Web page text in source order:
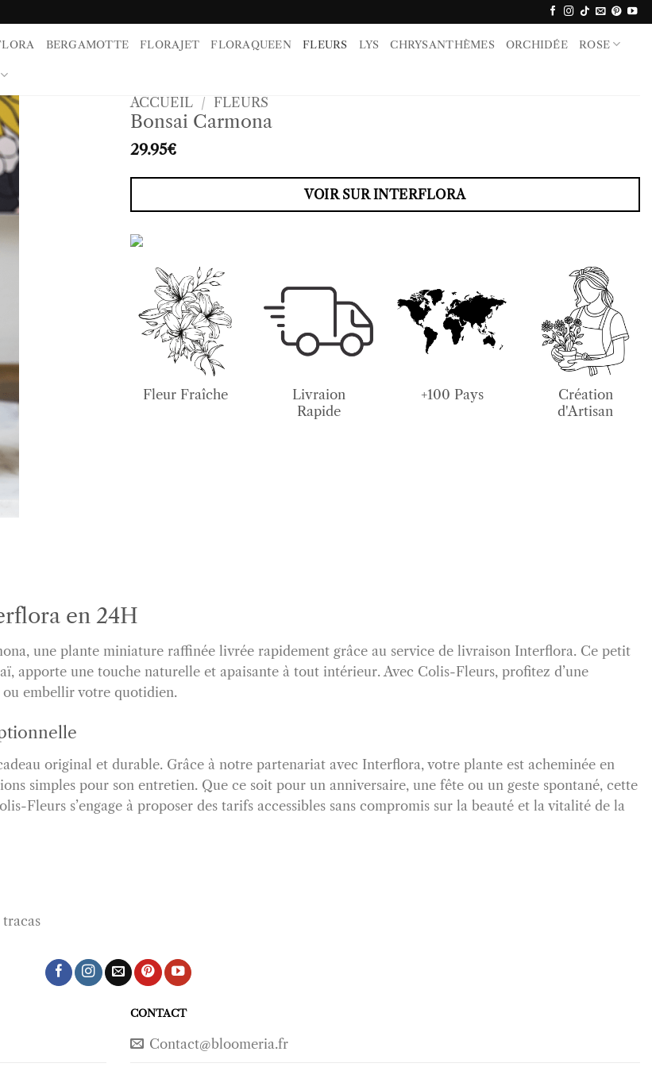
BERGAMOTTE FLORAJET FLORAQUEEN FLEURS LYS CHRYSANTHÈMES ORCHIDÉE ROSE
ACCUEIL / FLEURS
Bonsai Carmona
29.95€
VOIR SUR INTERFLORA
Fleur Fraîche
Livraion
Rapide
+100 Pays
Création
d'Artisan
en 24H
une plante miniature raffinée livrée rapidement grâce au service de livraison Interflora. Ce petit
apporte une touche naturelle et apaisante à tout intérieur. Avec Colis-Fleurs, profitez d’une
ou embellir votre quotidien.
original et durable. Grâce à notre partenariat avec Interflora, votre plante est acheminée en
simples pour son entretien. Que ce soit pour un anniversaire, une fête ou un geste spontané, cette
Fleurs s’engage à proposer des tarifs accessibles sans compromis sur la beauté et la vitalité de la
CONTACT
Contact@bloomeria.fr